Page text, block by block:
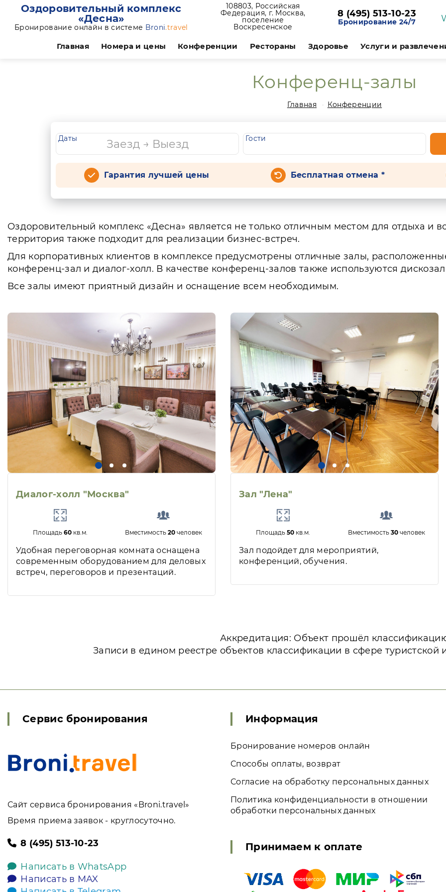
Оздоровительный комплекс
«Десна»
Бронирование онлайн в системе Broni.travel
108803, Российская
Федерация, г. Москва,
поселение
Воскресенское
8 (495) 513-10-23
Бронирование 24/7
Главная Номера и цены Конференции Рестораны Здоровье Услуги и
Конференц-залы
Главная Конференции
Даты Гости
Гарантия лучшей цены Бесплатная отмена *
Оздоровительный комплекс «Десна» является не только отличным местом для отдыха и
территория также подходит для реализации бизнес-встреч.
Для корпоративных клиентов в комплексе предусмотрены отличные залы,
конференц-зал и диалог-холл. В качестве конференц-залов также используются
Все залы имеют приятный дизайн и оснащение всем необходимым.
Диалог-холл "Москва"
Площадь 60кв.м. Вместимость 20человек
Удобная переговорная комната оснащена
современным оборудованием для деловых
встреч, переговоров и презентаций.
Зал "Лена"
Площадь50 кв.м. Вместимость 30человек
Зал подойдет для мероприятий,
конференций, обучения.
Аккредитация: Объект прошёл
Записи в едином реестре объектов классификации в сфере туристской
Сервис бронирования
Сайт сервиса бронирования «Broni.travel»
Время приема заявок - круглосуточно.
8 (495) 513-10-23
Написать в WhatsApp
Написать в MAX
Информация
Бронирование номеров онлайн
Способы оплаты, возврат
Согласие на обработку персональных данных
Политика конфиденциальности в отношении
обработки персональных данных
Принимаем к оплате